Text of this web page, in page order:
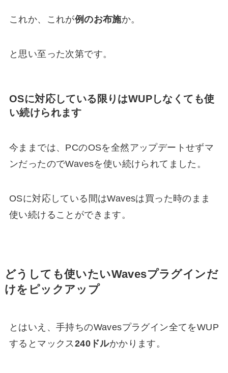
これか、これが例のお布施か。
と思い至った次第です。
OSに対応している限りはWUPしなくても使
い続けられます
今ままでは、PCのOSを全然アップデートせずマ
ンだったのでWavesを使い続けられてました。
OSに対応している間はWavesは買った時のまま
使い続けることができます。
どうしても使いたいWavesプラグインだ
けをピックアップ
とはいえ、手持ちのWavesプラグイン全てをWUP
するとマックス240ドルかかります。